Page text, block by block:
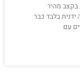
בקצב מהיר
ידנית בלבד כבר
עם